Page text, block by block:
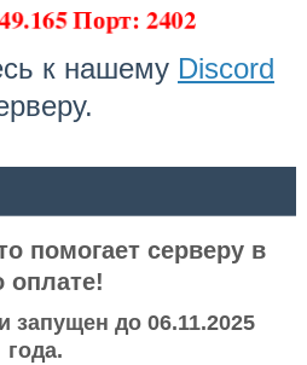
Порт: 2402
к нашему Discord
помогает серверу в
оплате!
запущен до 06.11.2025
года.